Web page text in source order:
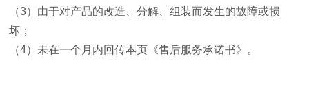
（3）由于对产品的改造、分解、组装而发生的故障或损
坏；
（4）未在一个月内回传本页《售后服务承诺书》。